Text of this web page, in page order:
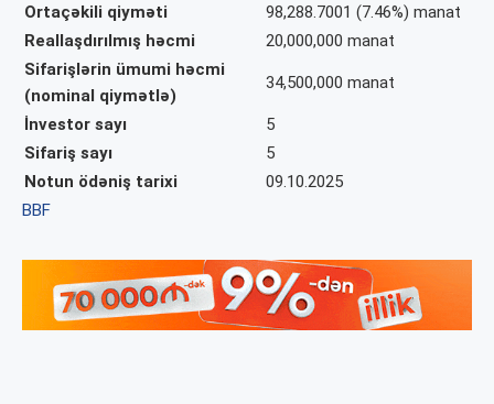
Ortaçəkili qiyməti
98,288.7001 (7.46%) manat
Reallaşdırılmış həcmi
20,000,000 manat
Sifarişlərin ümumi həcmi
(nominal qiymətlə)
34,500,000 manat
İnvestor sayı
5
Sifariş sayı
5
Notun ödəniş tarixi
09.10.2025
BBF